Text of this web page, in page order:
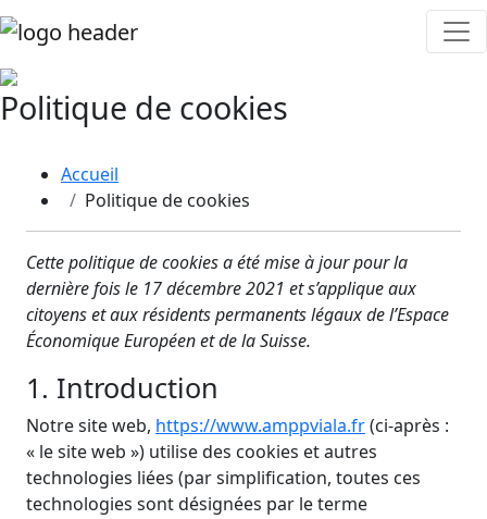
Politique de cookies
Accueil
Politique de cookies
Cette politique de cookies a été mise à jour pour la
dernière fois le 17 décembre 2021 et s’applique aux
citoyens et aux résidents permanents légaux de l’Espace
Économique Européen et de la Suisse.
1. Introduction
Notre site web, https://www.amppviala.fr(ci-après :
« le site web ») utilise des cookies et autres
technologies liées (par simplification, toutes ces
technologies sont désignées par le terme